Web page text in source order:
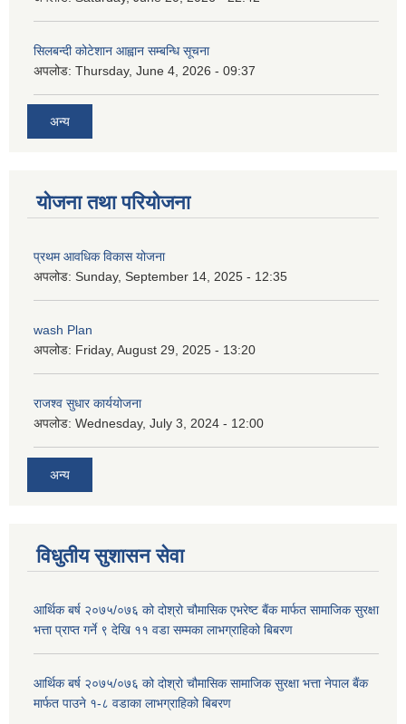
सिलबन्दी कोटेशान आह्वान सम्बन्धि सूचना
अपलोड: Thursday, June 4, 2026 - 09:37
अन्य
योजना तथा परियोजना
प्रथम आवधिक विकास योजना
अपलोड: Sunday, September 14, 2025 - 12:35
wash Plan
अपलोड: Friday, August 29, 2025 - 13:20
राजश्व सुधार कार्ययोजना
अपलोड: Wednesday, July 3, 2024 - 12:00
अन्य
विधुतीय सुशासन सेवा
आर्थिक बर्ष २०७५/०७६ को दोश्रो चौमासिक एभरेष्ट बैंक मार्फत सामाजिक सुरक्षा
भत्ता प्राप्त गर्ने ९ देखि ११ वडा सम्मका लाभग्राहिको बिबरण
आर्थिक बर्ष २०७५/०७६ को दोश्रो चौमासिक सामाजिक सुरक्षा भत्ता नेपाल बैंक
मार्फत पाउने १-८ वडाका लाभग्राहिको बिबरण